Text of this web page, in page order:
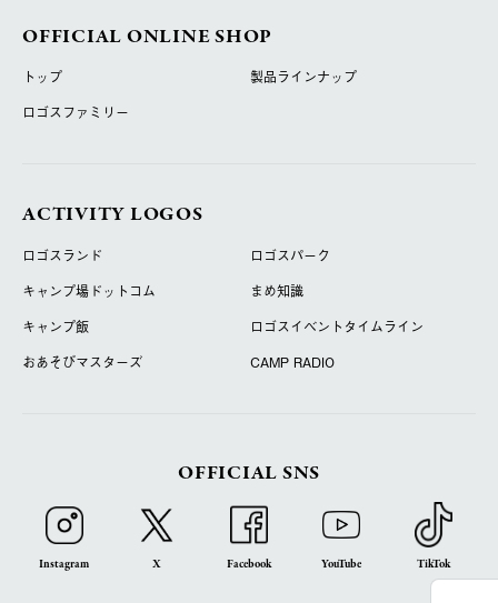
OFFICIAL ONLINE SHOP
トップ
製品ラインナップ
ロゴスファミリー
ACTIVITY LOGOS
ロゴスランド
ロゴスパーク
キャンプ場ドットコム
まめ知識
キャンプ飯
ロゴスイベントタイムライン
おあそびマスターズ
CAMP RADIO
OFFICIAL SNS
Instagram X Facebook YouTube TikTok